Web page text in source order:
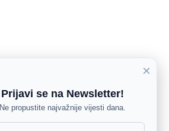
×
Prijavi se na Newsletter!
Ne propustite najvažnije vijesti dana.